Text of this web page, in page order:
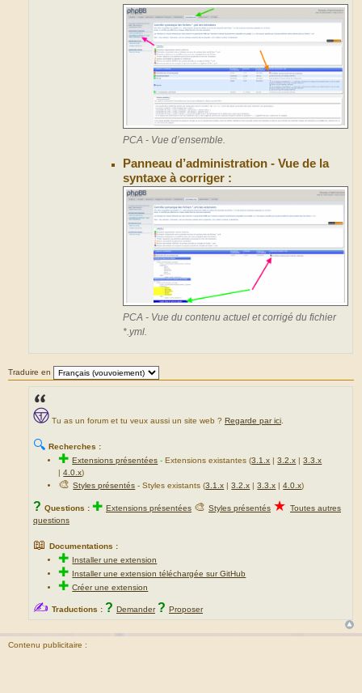
PCA - Vue d’ensemble.
Panneau d’administration - Vue de la
syntaxe à corriger :
PCA - Vue du contenu actuel et corrigé du fichier
*.yml.
Traduire en
Tu as un forum et tu veux aussi un site web ? Regarde par ici.
🔍 Recherches :
✚Extensions présentées - Extensions existantes (3.1.x |3.2.x |3.3.x
|4.0.x)
🎨Styles présentés - Styles existants (3.1.x |3.2.x |3.3.x |4.0.x)
? Questions : ✚ Extensions présentées 🎨 Styles présentés ★ Toutes autres
questions
📖 Documentations :
✚ Installer une extension
✚ Installer une extension téléchargée sur GitHub
✚Créer une extension
✍ Traductions : ? Demander ? Proposer
Contenu publicitaire :